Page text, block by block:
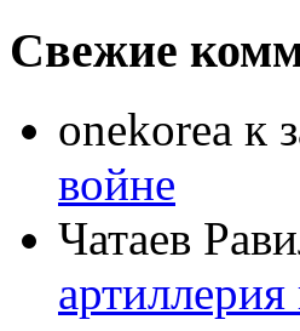
Свежие
onekorea к
войне
Чатаев